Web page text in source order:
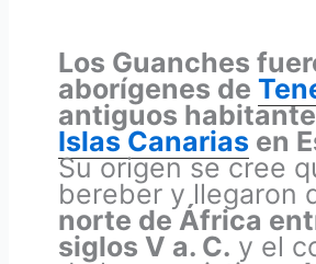
Los Guanches
aborígenes de
antiguos
Islas Canarias en
Su origen se cree
bereber y llegaron
norte de África
siglos V a. C. y el